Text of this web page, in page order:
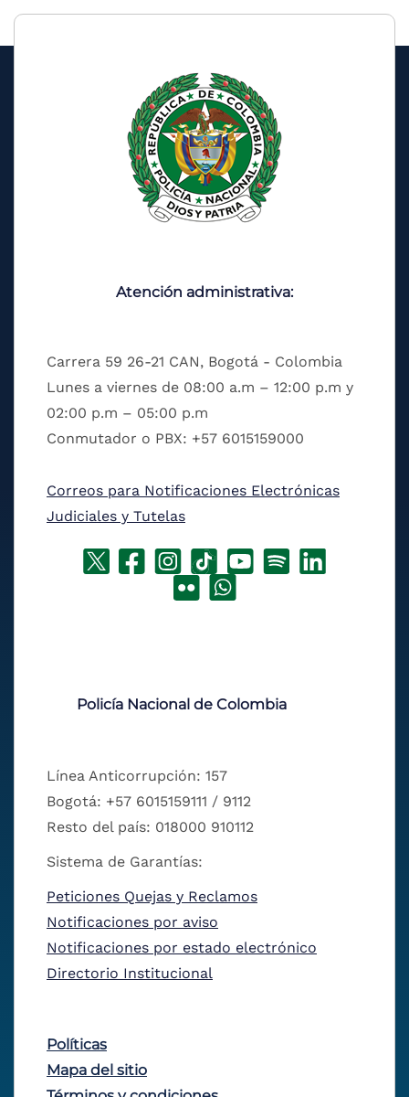
Atención administrativa:
Carrera 59 26-21 CAN, Bogotá - Colombia
Lunes a viernes de 08:00 a.m – 12:00 p.m y
02:00 p.m – 05:00 p.m
Conmutador o PBX: +57 6015159000
Correos para Notificaciones Electrónicas
Judiciales y Tutelas
Policía Nacional de Colombia
Línea Anticorrupción: 157
Bogotá: +57 6015159111 / 9112
Resto del país: 018000 910112
Sistema de Garantías:
Peticiones Quejas y Reclamos
Notificaciones por aviso
Notificaciones por estado electrónico
Directorio Institucional
Políticas
Mapa del sitio